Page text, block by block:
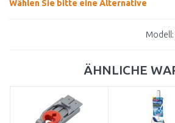
Wählen Sie bitte eine Alternative
Modell:
ÄHNLICHE